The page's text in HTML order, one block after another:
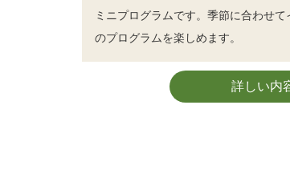
ミニプログラムです。季節に合わせ
のプログラムを楽しめます。
詳しい内